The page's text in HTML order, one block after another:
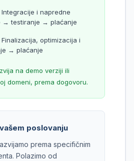
Integracije i napredne
→ testiranje → plaćanje
Finalizacija, optimizacija i
→ plaćanje
na demo verziji ili
domeni, prema dogovoru.
poslovanju
prema specifičnim
Polazimo od